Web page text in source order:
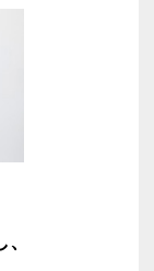
がわかり